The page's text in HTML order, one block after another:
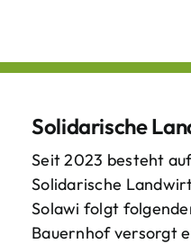
Solidarische
Seit 2023 besteht
Solidarische
Solawi folgt
Bauern­hof versorgt